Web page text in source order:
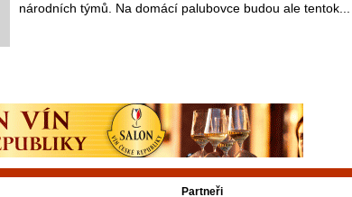
národních týmů. Na domácí palubovce budou ale tentok...
Partneři